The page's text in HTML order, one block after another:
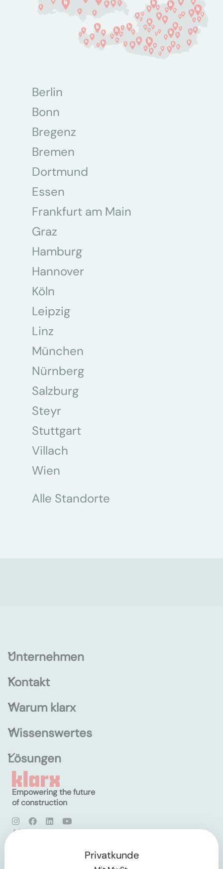
Berlin
Bonn
Bregenz
Bremen
Dortmund
Essen
Frankfurt am Main
Graz
Hamburg
Hannover
Köln
Leipzig
Linz
München
Nürnberg
Salzburg
Steyr
Stuttgart
Villach
Wien
Alle Standorte
Unternehmen
Kontakt
Warum klarx
Wissenswertes
Lösungen
Empowering the future
of construction
AGB
Privatkunde